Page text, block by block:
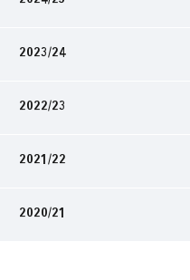
2023/24
2022/23
2021/22
2020/21